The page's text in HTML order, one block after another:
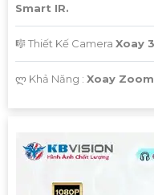
Smart IR.
🎼️ Thiết Kế Camera Xoay
️ლ Khả Năng : Xoay